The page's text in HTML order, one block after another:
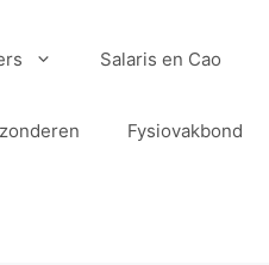
Salaris en Cao
Fysiovakbond